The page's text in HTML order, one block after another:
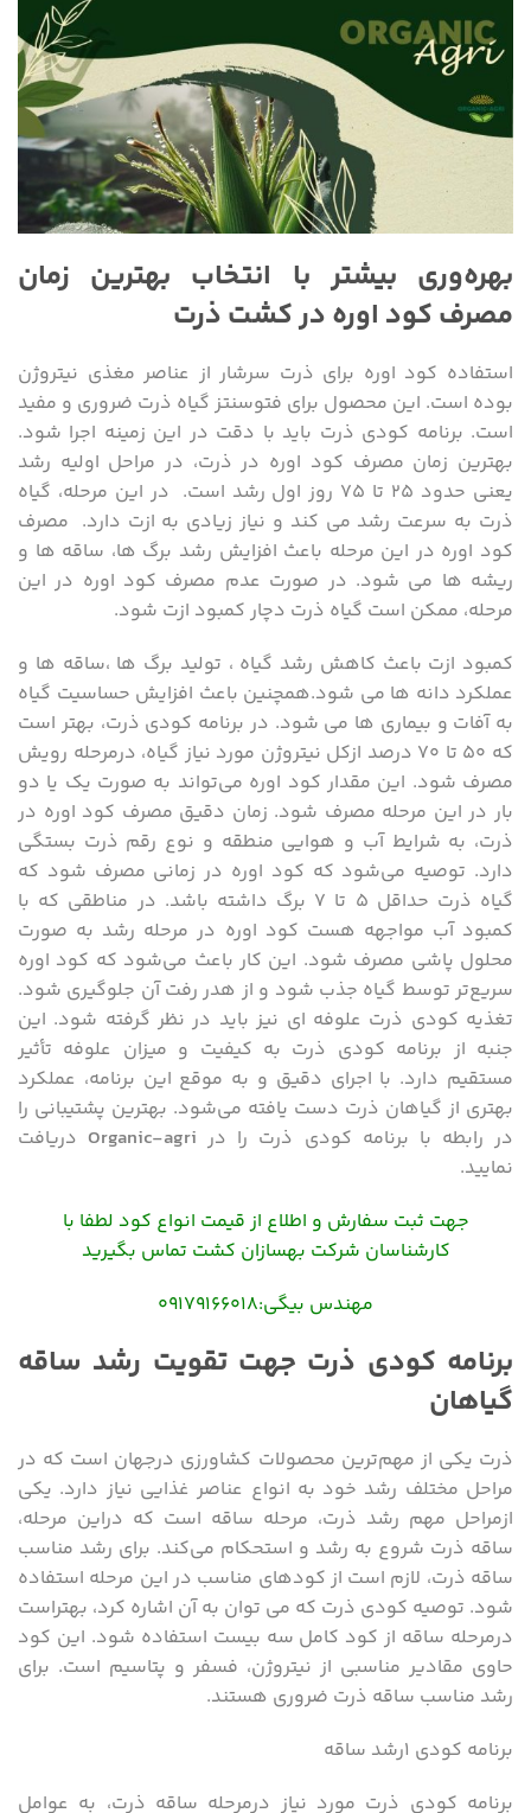
بهره‌وری بیشتر با انتخاب بهترین زمان
مصرف کود اوره در کشت ذرت
استفاده کود اوره برای ذرت سرشار از عناصر مغذی نیتروژن
بوده است. این محصول برای فتوسنتز گیاه ذرت ضروری و مفید
است. برنامه کودی ذرت باید با دقت در این زمینه اجرا شود.
بهترین زمان مصرف کود اوره در ذرت، در مراحل اولیه رشد
یعنی حدود ۲۵ تا ۷۵ روز اول رشد است. در این مرحله، گیاه
ذرت به سرعت رشد می کند و نیاز زیادی به ازت دارد. مصرف
کود اوره در این مرحله باعث افزایش رشد برگ ها، ساقه ها و
ریشه ها می شود. در صورت عدم مصرف کود اوره در این
مرحله، ممکن است گیاه ذرت دچار کمبود ازت شود.
کمبود ازت باعث کاهش رشد گیاه ، تولید برگ ها ،ساقه ها و
عملکرد دانه ها می شود.همچنین باعث افزایش حساسیت گیاه
به آفات و بیماری ها می شود. در برنامه کودی ذرت، بهتر است
که ۵۰ تا ۷۰ درصد ازکل نیتروژن مورد نیاز گیاه، درمرحله رویش
مصرف شود. این مقدار کود اوره می‌تواند به صورت یک یا دو
بار در این مرحله مصرف شود. زمان دقیق مصرف کود اوره در
ذرت، به شرایط آب و هوایی منطقه و نوع رقم ذرت بستگی
دارد. توصیه می‌شود که کود اوره در زمانی مصرف شود که
گیاه ذرت حداقل ۵ تا ۷ برگ داشته باشد. در مناطقی که با
کمبود آب مواجهه هست کود اوره در مرحله رشد به صورت
محلول پاشی مصرف شود. این کار باعث می‌شود که کود اوره
سریع‌تر توسط گیاه جذب شود و از هدر رفت آن جلوگیری شود.
تغذیه کودی ذرت علوفه ‌ای نیز باید در نظر گرفته شود. این
جنبه از برنامه کودی ذرت به کیفیت و میزان علوفه تأثیر
مستقیم دارد. با اجرای دقیق و به موقع این برنامه، عملکرد
بهتری از گیاهان ذرت دست یافته می‌شود. بهترین پشتیبانی را
در رابطه با برنامه کودی ذرت را در Organic-agri دریافت
نمایید.
جهت ثبت سفارش و اطلاع از قیمت انواع کود لطفا با
کارشناسان شرکت بهسازان کشت تماس بگیرید
مهندس بیگی:۰۹۱۷۹۱۶۶۰۱۸
برنامه کودی ذرت جهت تقویت رشد ساقه
گیاهان
ذرت یکی از مهم‌ترین محصولات کشاورزی درجهان است که در
مراحل مختلف رشد خود به انواع عناصر غذایی نیاز دارد. یکی
ازمراحل مهم رشد ذرت، مرحله ساقه است که دراین مرحله،
ساقه ذرت شروع به رشد و استحکام می‌کند. برای رشد مناسب
ساقه ذرت، لازم است از کودهای مناسب در این مرحله استفاده
شود. توصیه کودی ذرت که می توان به آن اشاره کرد، بهتراست
درمرحله ساقه از کود کامل سه بیست استفاده شود. این کود
حاوی مقادیر مناسبی از نیتروژن، فسفر و پتاسیم است. برای
رشد مناسب ساقه ذرت ضروری هستند.
برنامه کودی ۱رشد ساقه
برنامه کودی ذرت مورد نیاز درمرحله ساقه ذرت، به عوامل